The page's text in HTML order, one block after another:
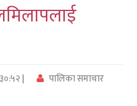
| पालिका समाचार